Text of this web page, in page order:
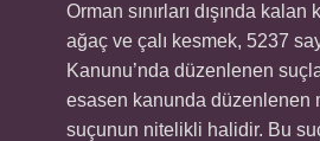
Orman sınırları dışında
ağaç ve çalı kesmek, 5237
Kanunu’nda düzenlenen
esasen kanunda düzenlenen
suçunun nitelikli halidir. Bu